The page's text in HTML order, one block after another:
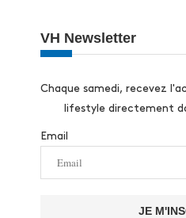
VH Newsletter
Chaque samedi, recevez
lifestyle directement
Email
JE